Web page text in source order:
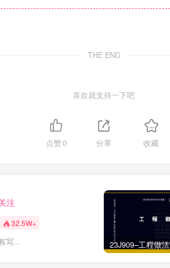
THE END
喜欢就支持一下吧
点赞0 分享 收藏
注
32.5W+
写... 23J909–工程做法